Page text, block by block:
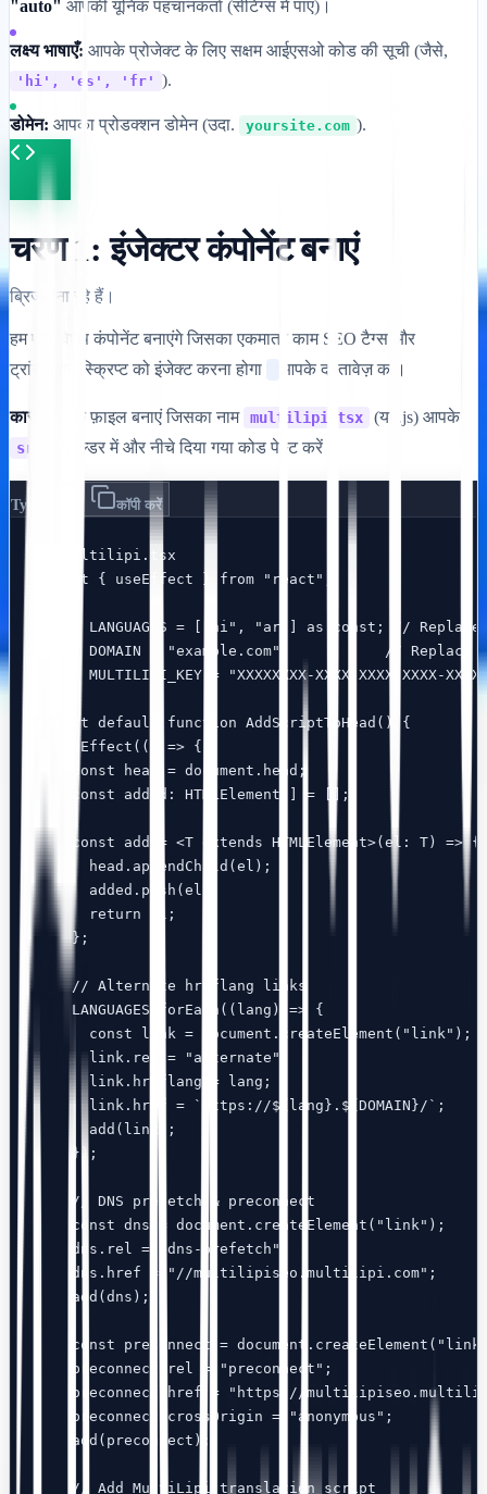
"auto" आपकी यूनिक पहचानकर्ता (सेटिंग्स में पाएं)।
लक्ष्य भाषाएँ: आपके प्रोजेक्ट के लिए सक्षम आईएसओ कोड की सूची (जैसे,
'hi', 'es', 'fr' ).
डोमेन: आपका प्रोडक्शन डोमेन (उदा. yoursite.com ).
चरण 1: इंजेक्टर कंपोनेंट बनाएं
ब्रिज बना रहे हैं।
हम एक विशेष कंपोनेंट बनाएंगे जिसका एकमात्र काम SEO टैग्स और
ट्रांसलेशन स्क्रिप्ट को इंजेक्ट करना होगा
आपके दस्तावेज़ का।
कार्रवाई: एक फ़ाइल बनाएं जिसका नाम multilipi.tsx (या .js) आपके
src/ फोल्डर में और नीचे दिया गया कोड पेस्ट करें।
TypeScript कॉपी करें
// multilipi.tsx
import { useEffect } from "react";
const LANGUAGES = ["hi", "ar"] as const; //
const DOMAIN = "example.com";           // Replace
const MULTILIPI_KEY = "XXXXXXXX-XXXX-XXXX-
export default function AddScriptToHead() {
  useEffect(() => {
    const head = document.head;
    const added: HTMLElement[] = [];
    const add = <T extends HTMLElement>(el: T) => {
      head.appendChild(el);
      added.push(el);
      return el;
    };
    // Alternate hreflang links
    LANGUAGES.forEach((lang) => {
      const link = document.createElement("link");
      link.rel = "alternate";
      link.hreflang = lang;
      link.href = `https://${lang}.${DOMAIN}/`;
      add(link);
    });
    // DNS prefetch & preconnect
    const dns = document.createElement("link");
    dns.rel = "dns-prefetch";
    dns.href = "//multilipiseo.multilipi.com";
    add(dns);
const preconnect =
    preconnect.rel = "preconnect";
preconnect.href = "https://
    preconnect.crossOrigin = "anonymous";
    add(preconnect);
    // Add MultiLipi translation script